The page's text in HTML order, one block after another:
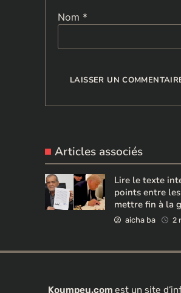
Nom *
Articles associés
Lire le texte
points entre
mettre fin à la
aicha ba 2
Koumpeu.com est un site